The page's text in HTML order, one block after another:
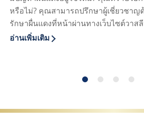
หรือไม่? คุณสามารถปรึกษาผู้เชี่ยวชาญ
รักษาผื่นแดงที่หน้าผ่านทางเว็บไซต์วาส
Discover more about วิธีดูแลผิวแห้ง-คัน
อ่านเพิ่มเติม